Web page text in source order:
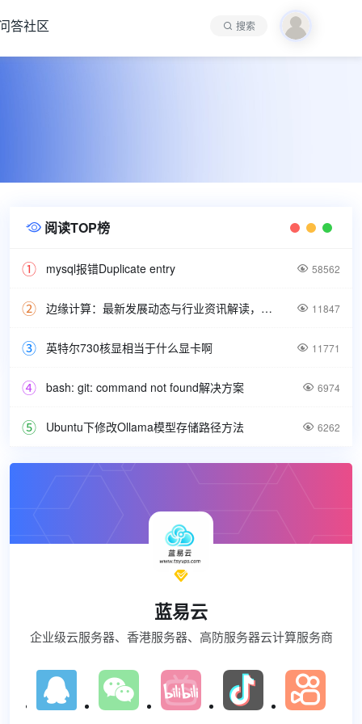
答社区 搜索
 阅读TOP榜
mysql报错Duplicate entry  58562
边缘计算：最新发展动态与行业资讯解读，洞悉技术前沿引领未来。  11847
英特尔730核显相当于什么显卡啊  11771
bash: git: command not found解决方案  6974
Ubuntu下修改Ollama模型存储路径方法  6262

蓝易云
企业级云服务器、香港服务器、高防服务器云计算服务商